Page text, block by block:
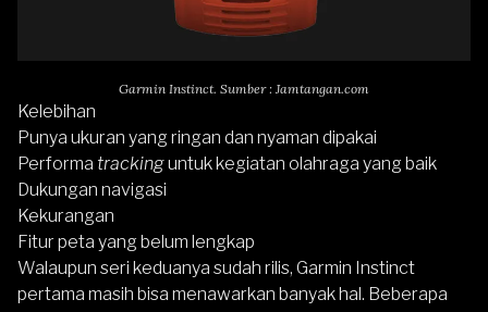
Garmin Instinct. Sumber : Jamtangan.com
Kelebihan
Punya ukuran yang ringan dan nyaman dipakai
Performa trackinguntuk kegiatan olahraga yang baik
Dukungan navigasi
Kekurangan
Fitur peta yang belum lengkap
Walaupun seri keduanya sudah rilis, Garmin Instinct
pertama masih bisa menawarkan banyak hal. Beberapa